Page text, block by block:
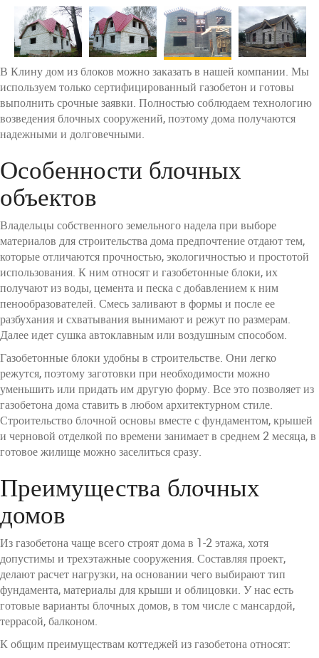
В Клину дом из блоков можно заказать в нашей компании. Мы
используем только сертифицированный газобетон и готовы
выполнить срочные заявки. Полностью соблюдаем технологию
возведения блочных сооружений, поэтому дома получаются
надежными и долговечными.
Особенности блочных
объектов
Владельцы собственного земельного надела при выборе
материалов для строительства дома предпочтение отдают тем,
которые отличаются прочностью, экологичностью и простотой
использования. К ним относят и газобетонные блоки, их
получают из воды, цемента и песка с добавлением к ним
пенообразователей. Смесь заливают в формы и после ее
разбухания и схватывания вынимают и режут по размерам.
Далее идет сушка автоклавным или воздушным способом.
Газобетонные блоки удобны в строительстве. Они легко
режутся, поэтому заготовки при необходимости можно
уменьшить или придать им другую форму. Все это позволяет из
газобетона дома ставить в любом архитектурном стиле.
Строительство блочной основы вместе с фундаментом, крышей
и черновой отделкой по времени занимает в среднем 2 месяца, в
готовое жилище можно заселиться сразу.
Преимущества блочных
домов
Из газобетона чаще всего строят дома в 1-2 этажа, хотя
допустимы и трехэтажные сооружения. Составляя проект,
делают расчет нагрузки, на основании чего выбирают тип
фундамента, материалы для крыши и облицовки. У нас есть
готовые варианты блочных домов, в том числе с мансардой,
террасой, балконом.
К общим преимуществам коттеджей из газобетона относят: